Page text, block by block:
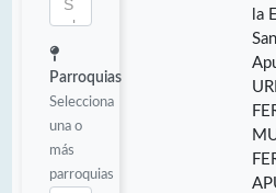
Parroquias
Selecciona
una o
más
parroquias
la